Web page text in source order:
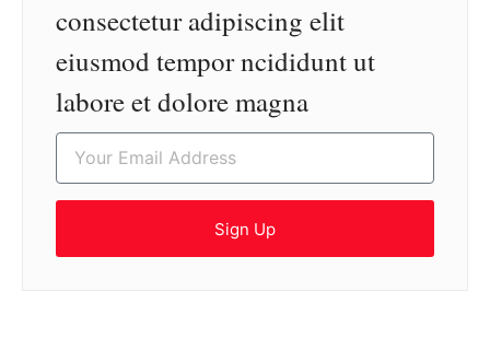
consectetur adipiscing elit
eiusmod tempor ncididunt ut
labore et dolore magna
Sign Up